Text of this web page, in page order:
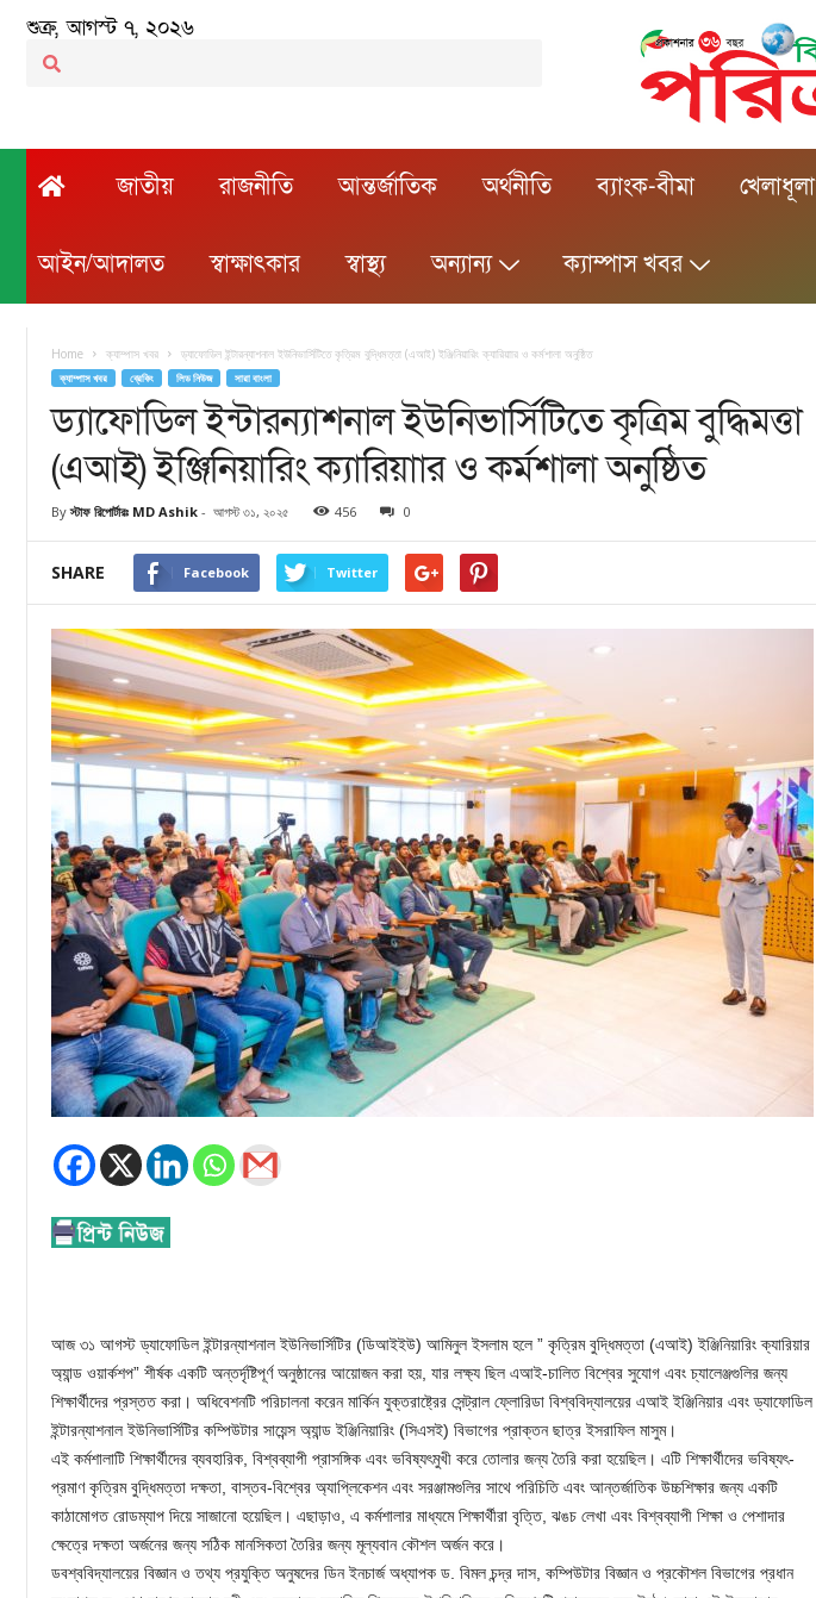
শুক্র, আগস্ট ৭, ২০২৬
জাতীয় রাজনীতি আন্তর্জাতিক অর্থনীতি ব্যাংক-বীমা খেলাধূলা
আইন/আদালত স্বাক্ষাৎকার স্বাস্থ্য অন্যান্য ক্যাম্পাস খবর
Home ক্যাম্পাস খবর ড্যাফোডিল ইন্টারন্যাশনাল ইউনিভার্সিটিতে কৃত্রিম বুদ্ধিমত্তা (এআই) ইঞ্জিনিয়ারিং ক্যারিয়াার ও কর্মশালা অনুষ্ঠিত
ক্যাম্পাস খবর ব্রেকিং লিড নিউজ সারা বাংলা
ড্যাফোডিল ইন্টারন্যাশনাল ইউনিভার্সিটিতে কৃত্রিম বুদ্ধিমত্তা
(এআই) ইঞ্জিনিয়ারিং ক্যারিয়াার ও কর্মশালা অনুষ্ঠিত
By স্টাফ রিপোর্টারঃ MD Ashik - আগস্ট ৩১, ২০২৫ 456 0
SHARE Facebook Twitter
আজ ৩১ আগস্ট ড্যাফোডিল ইন্টারন্যাশনাল ইউনিভার্সিটির (ডিআইইউ) আমিনুল ইসলাম হলে ” কৃত্রিম বুদ্ধিমত্তা (এআই) ইঞ্জিনিয়ারিং ক্যারিয়ার
অ্যান্ড ওয়ার্কশপ” শীর্ষক একটি অন্তর্দৃষ্টিপূর্ণ অনুষ্ঠানের আয়োজন করা হয়, যার লক্ষ্য ছিল এআই-চালিত বিশ্বের সুযোগ এবং চ্যালেঞ্জগুলির জন্য
শিক্ষার্থীদের প্রস্তত করা। অধিবেশনটি পরিচালনা করেন মার্কিন যুক্তরাষ্ট্রের সেন্ট্রাল ফ্লোরিডা বিশ্ববিদ্যালয়ের এআই ইঞ্জিনিয়ার এবং ড্যাফোডিল
ইন্টারন্যাশনাল ইউনিভার্সিটির কম্পিউটার সায়েন্স অ্যান্ড ইঞ্জিনিয়ারিং (সিএসই) বিভাগের প্রাক্তন ছাত্র ইসরাফিল মাসুম।
এই কর্মশালাটি শিক্ষার্থীদের ব্যবহারিক, বিশ্বব্যাপী প্রাসঙ্গিক এবং ভবিষ্যৎমুখী করে তোলার জন্য তৈরি করা হয়েছিল। এটি শিক্ষার্থীদের ভবিষ্যৎ-
প্রমাণ কৃত্রিম বুদ্ধিমত্তা দক্ষতা, বাস্তব-বিশ্বের অ্যাপ্লিকেশন এবং সরঞ্জামগুলির সাথে পরিচিতি এবং আন্তর্জাতিক উচ্চশিক্ষার জন্য একটি
কাঠামোগত রোডম্যাপ দিয়ে সাজানো হয়েছিল। এছাড়াও, এ কর্মশালার মাধ্যমে শিক্ষার্থীরা বৃত্তি, ঝঙচ লেখা এবং বিশ্বব্যাপী শিক্ষা ও পেশাদার
ক্ষেত্রে দক্ষতা অর্জনের জন্য সঠিক মানসিকতা তৈরির জন্য মূল্যবান কৌশল অর্জন করে।
ডবশ্ববিদ্যালয়ের বিজ্ঞান ও তথ্য প্রযুক্তি অনুষদের ডিন ইনচার্জ অধ্যাপক ড. বিমল চন্দ্র দাস, কম্পিউটার বিজ্ঞান ও প্রকৌশল বিভাগের প্রধান